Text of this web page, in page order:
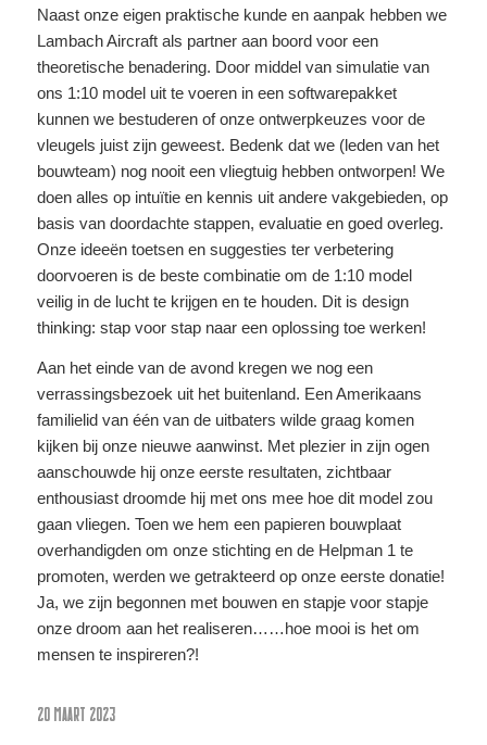
Naast onze eigen praktische kunde en aanpak hebben we
Lambach Aircraft als partner aan boord voor een
theoretische benadering. Door middel van simulatie van
ons 1:10 model uit te voeren in een softwarepakket
kunnen we bestuderen of onze ontwerpkeuzes voor de
vleugels juist zijn geweest. Bedenk dat we (leden van het
bouwteam) nog nooit een vliegtuig hebben ontworpen! We
doen alles op intuïtie en kennis uit andere vakgebieden, op
basis van doordachte stappen, evaluatie en goed overleg.
Onze ideeën toetsen en suggesties ter verbetering
doorvoeren is de beste combinatie om de 1:10 model
veilig in de lucht te krijgen en te houden. Dit is design
thinking: stap voor stap naar een oplossing toe werken!
Aan het einde van de avond kregen we nog een
verrassingsbezoek uit het buitenland. Een Amerikaans
familielid van één van de uitbaters wilde graag komen
kijken bij onze nieuwe aanwinst. Met plezier in zijn ogen
aanschouwde hij onze eerste resultaten, zichtbaar
enthousiast droomde hij met ons mee hoe dit model zou
gaan vliegen. Toen we hem een papieren bouwplaat
overhandigden om onze stichting en de Helpman 1 te
promoten, werden we getrakteerd op onze eerste donatie!
Ja, we zijn begonnen met bouwen en stapje voor stapje
onze droom aan het realiseren……hoe mooi is het om
mensen te inspireren?!
20 MAART 2023